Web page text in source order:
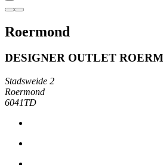
Roermond
DESIGNER OUTLET
Stadsweide 2
Roermond
6041TD